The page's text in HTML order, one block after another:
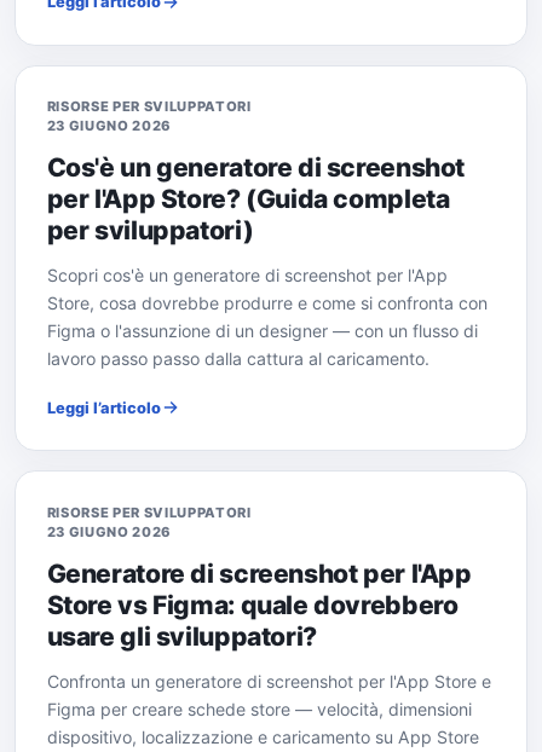
RISORSE PER SVILUPPATORI
23 GIUGNO 2026
Cos'è un generatore di screenshot
per l'App Store? (Guida completa
per sviluppatori)
Scopri cos'è un generatore di screenshot per l'App
Store, cosa dovrebbe produrre e come si confronta con
Figma o l'assunzione di un designer — con un flusso di
lavoro passo passo dalla cattura al caricamento.
Leggi l’articolo
RISORSE PER SVILUPPATORI
23 GIUGNO 2026
Generatore di screenshot per l'App
Store vs Figma: quale dovrebbero
usare gli sviluppatori?
Confronta un generatore di screenshot per l'App Store e
Figma per creare schede store — velocità, dimensioni
dispositivo, localizzazione e caricamento su App Store